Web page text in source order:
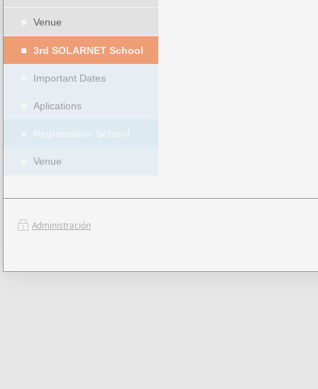
Venue
3rd SOLARNET School
Important Dates
Aplications
Registration School
Venue
Administración